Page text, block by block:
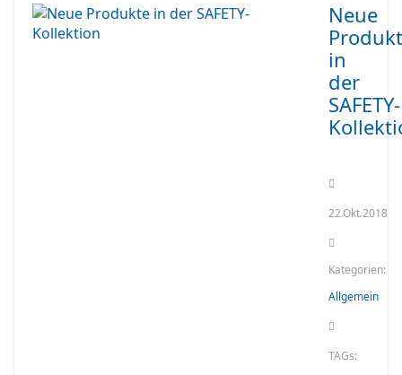
Neue
in
der
SAFETY-
22.Okt.2018
Kategorien:
Allgemein
TAGs: